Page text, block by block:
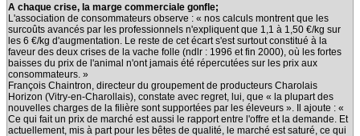
A chaque crise, la marge commerciale gonfle;
L'association de consommateurs observe : « nos calculs montrent que les
surcoûts avancés par les professionnels n'expliquent que 1,1 à 1,50 €/kg sur
les 6 €/kg d'augmentation. Le reste de cet écart s'est surtout constitué à la
faveur des deux crises de la vache folle (ndlr : 1996 et fin 2000), où les fortes
baisses du prix de l'animal n'ont jamais été répercutées sur les prix aux
consommateurs. »
François Chaintron, directeur du groupement de producteurs Charolais
Horizon (Vitry-en-Charollais), constate avec regret, lui, que « la plupart des
nouvelles charges de la filière sont supportées par les éleveurs ». Il ajoute : «
Ce qui fait un prix de marché est aussi le rapport entre l'offre et la demande. Et
actuellement, mis à part pour les bêtes de qualité, le marché est saturé, ce qui